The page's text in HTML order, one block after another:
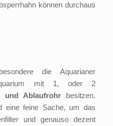
können durchaus
die Aquarianer
mit 1, oder 2
und Ablaufrohr besitzen.
eine feine Sache, um das
und genauso dezent